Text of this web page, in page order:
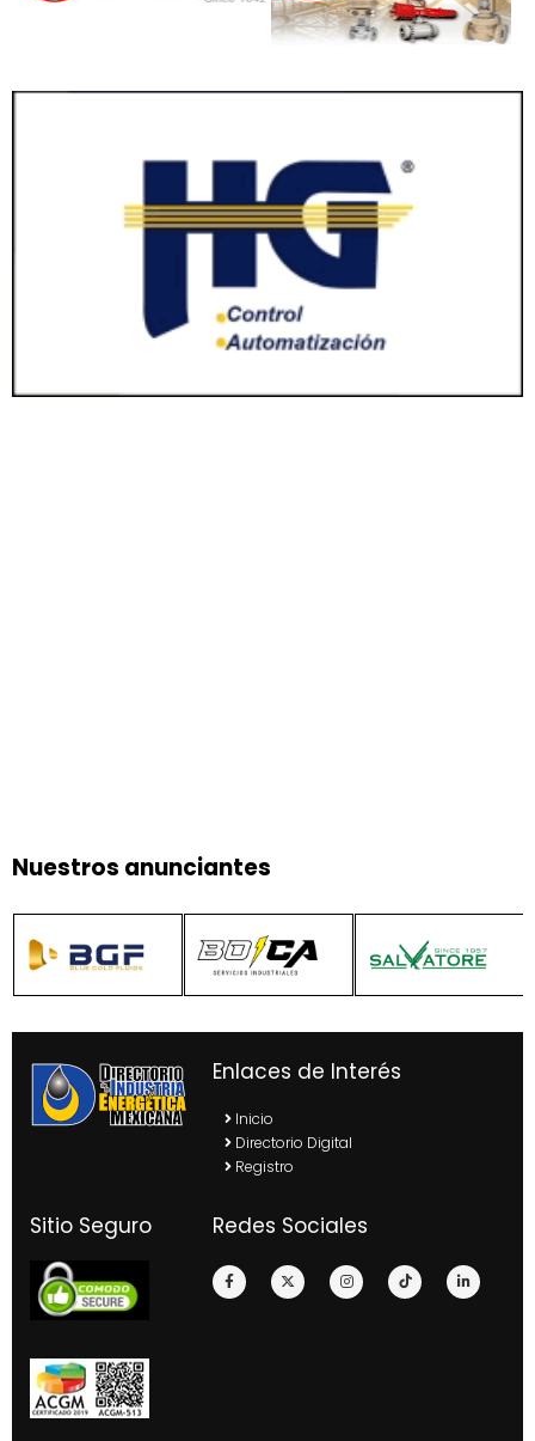
Nuestros anunciantes
Enlaces de Interés
Inicio
Directorio Digital
Registro
Sitio Seguro Redes Sociales